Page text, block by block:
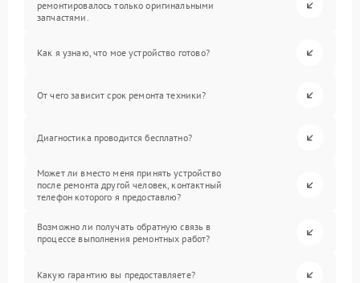
ремонтировалось только оригинальными
запчастями.
Как я узнаю, что мое устройство готово?
От чего зависит срок ремонта техники?
Диагностика проводится бесплатно?
Может ли вместо меня принять устройство
после ремонта другой человек, контактный
телефон которого я предоставлю?
Возможно ли получать обратную связь в
процессе выполнения ремонтных работ?
Какую гарантию вы предоставляете?